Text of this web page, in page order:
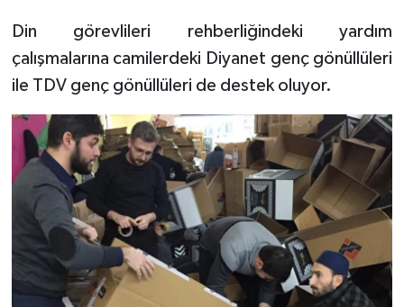
Din görevlileri rehberliğindeki yardım
çalışmalarına camilerdeki Diyanet genç gönüllüleri
ile TDV genç gönüllüleri de destek oluyor.
Burdur Müftülüğü
Bursa Müftülüğü
Çanakkale Müftülüğü
Çankırı Müftülüğü
Çorum Müftülüğü
Denizli Müftülüğü
Diyarbakır Müftülüğü
Ekonomi
Duyurular
Podcast
Bilim, Teknoloji
Biyografiler
Diyanet TV
İhtida Haberleri